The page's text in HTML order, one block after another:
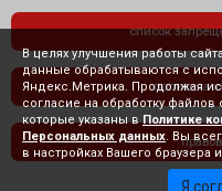
список
политика
В целях улучшения работы
данные обрабатываются с
Яндекс.Метрика. Продолжая
согласие на обработку
которые указаны в Политике
Персональных данных . Вы
в настройках Вашего браузера
Я